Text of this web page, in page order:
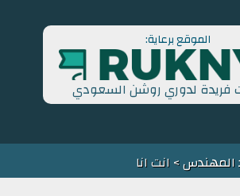
الموقع برعاية:
فريدة لدوري روشن السعودي
المهندس> انت انا